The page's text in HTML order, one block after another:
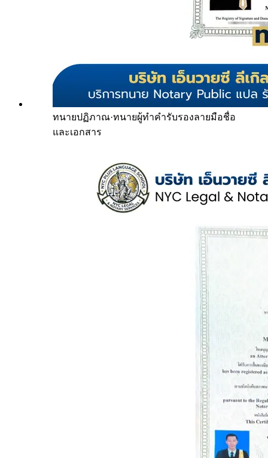
ทนายปฏิภาณ·ทนายผู้ทำคำรับรองลายมือชื่อ
และเอกสาร